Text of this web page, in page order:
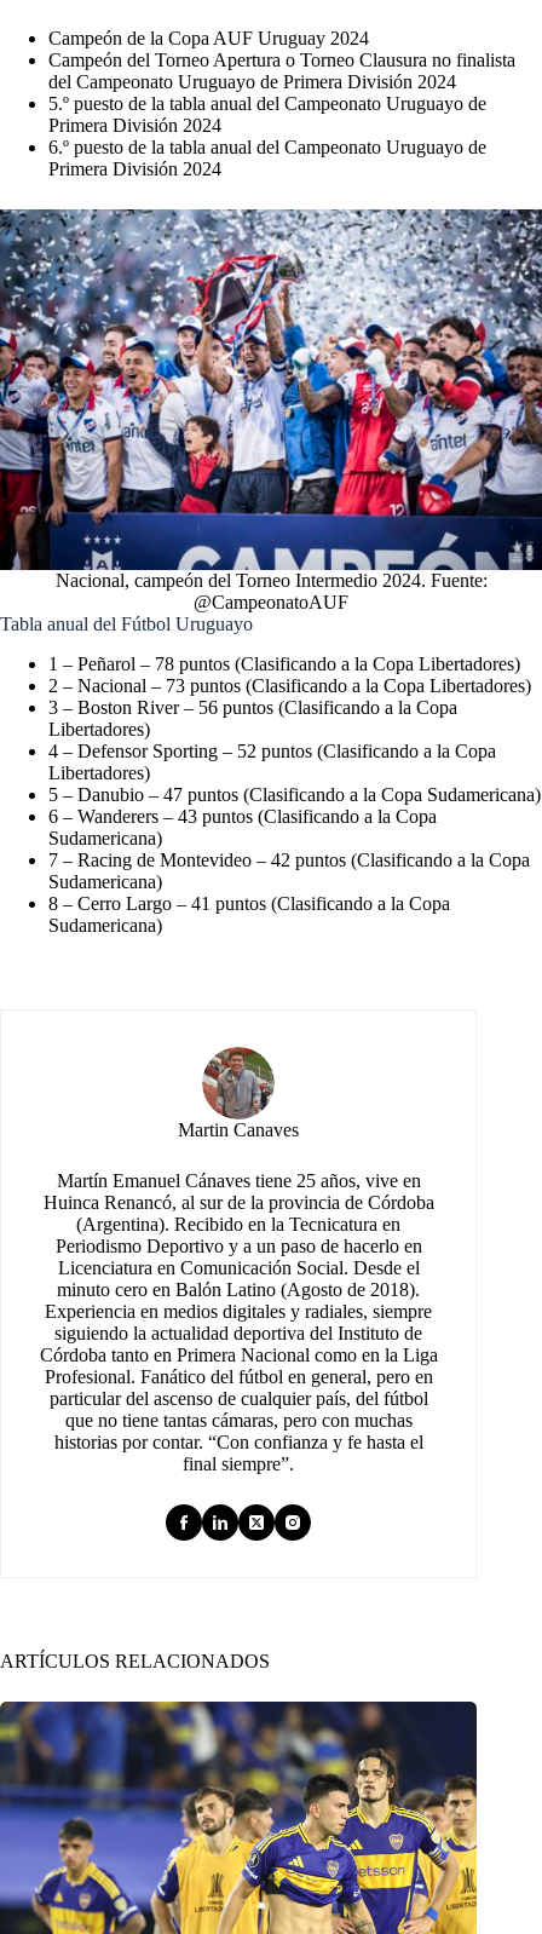
Campeón de la Copa AUF Uruguay 2024
Campeón del Torneo Apertura o Torneo Clausura no finalista
del Campeonato Uruguayo de Primera División 2024
5.º puesto de la tabla anual del Campeonato Uruguayo de
Primera División 2024
6.º puesto de la tabla anual del Campeonato Uruguayo de
Primera División 2024
Nacional, campeón del Torneo Intermedio 2024. Fuente:
@CampeonatoAUF
Tabla anual del Fútbol Uruguayo
1 – Peñarol – 78 puntos (Clasificando a la Copa Libertadores)
2 – Nacional – 73 puntos (Clasificando a la Copa Libertadores)
3 – Boston River – 56 puntos (Clasificando a la Copa
Libertadores)
4 – Defensor Sporting – 52 puntos (Clasificando a la Copa
Libertadores)
5 – Danubio – 47 puntos (Clasificando a la Copa Sudamericana)
6 – Wanderers – 43 puntos (Clasificando a la Copa
Sudamericana)
7 – Racing de Montevideo – 42 puntos (Clasificando a la Copa
Sudamericana)
8 – Cerro Largo – 41 puntos (Clasificando a la Copa
Sudamericana)
Martin Canaves
Martín Emanuel Cánaves tiene 25 años, vive en
Huinca Renancó, al sur de la provincia de Córdoba
(Argentina). Recibido en la Tecnicatura en
Periodismo Deportivo y a un paso de hacerlo en
Licenciatura en Comunicación Social. Desde el
minuto cero en Balón Latino (Agosto de 2018).
Experiencia en medios digitales y radiales, siempre
siguiendo la actualidad deportiva del Instituto de
Córdoba tanto en Primera Nacional como en la Liga
Profesional. Fanático del fútbol en general, pero en
particular del ascenso de cualquier país, del fútbol
que no tiene tantas cámaras, pero con muchas
historias por contar. “Con confianza y fe hasta el
final siempre”.
ARTÍCULOS RELACIONADOS